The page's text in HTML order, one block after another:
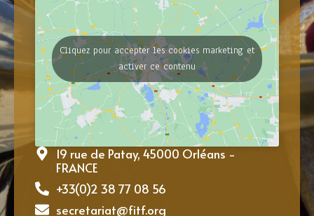
Cliquez pour accepter les cookies marketing et
activer ce contenu
19 rue de Patay, 45000 Orléans -
FRANCE
+33(0)2 38 77 08 56
secretariat@fitf.org